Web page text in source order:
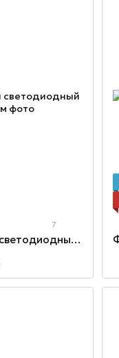
7
Фонарик ультратонкий светодиодный (COB) c магнитом